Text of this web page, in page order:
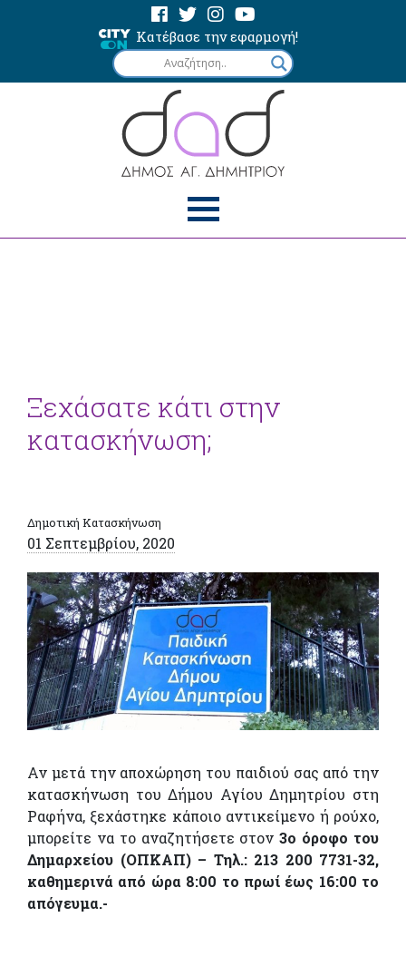
Κατέβασε την εφαρμογή!
Ξεχάσατε κάτι στην
κατασκήνωση;
Δημοτική Κατασκήνωση
01 Σεπτεμβρίου, 2020
Αν μετά την αποχώρηση του παιδιού σας από την
κατασκήνωση του Δήμου Αγίου Δημητρίου στη
Ραφήνα, ξεχάστηκε κάποιο αντικείμενο ή ρούχο,
μπορείτε να το αναζητήσετε στον3ο όροφο του
Δημαρχείου (ΟΠΚΑΠ) – Τηλ.: 213 200 7731-32,
καθημερινά από ώρα 8:00 το πρωί έως 16:00 το
απόγευμα.-